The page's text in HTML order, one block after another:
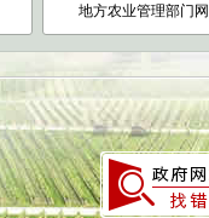
地方农业管理部门